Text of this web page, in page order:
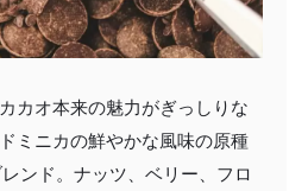
カオ本来の魅力がぎっしりな
ミニカの鮮やかな風味の原種
ンド。ナッツ、ベリー、フロ